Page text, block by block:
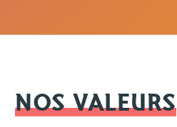
NOS VALEURS